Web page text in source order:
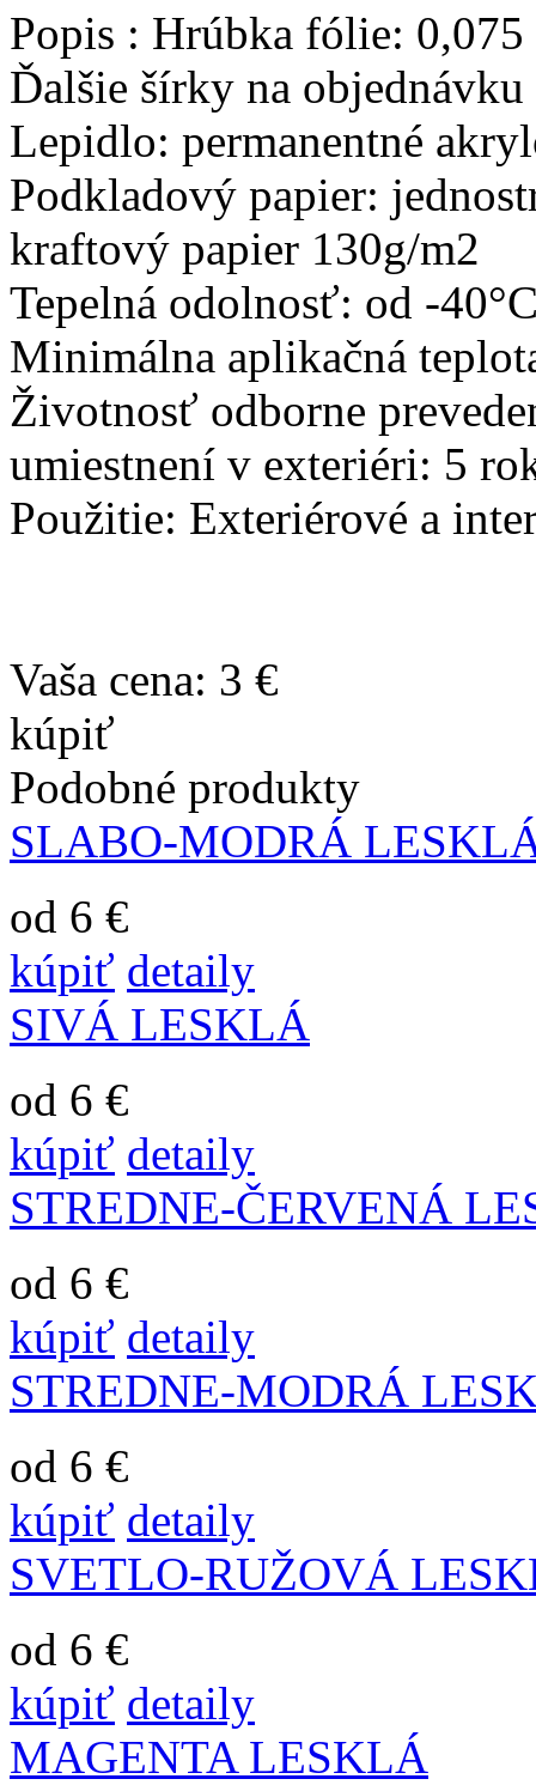
Popis : Hrúbka fólie: 0,075
Ďalšie šírky na
Lepidlo: permanentné
Podkladový papier:
kraftový papier 130g/m2
Tepelná odolnosť: od -
Minimálna aplikačná
Životnosť odborne
umiestnení v exteriéri: 5
Použitie: Exteriérové a
Vaša cena: 3 €
kúpiť
Podobné produkty
SLABO-MODRÁ
od 6 €
kúpiť detaily
SIVÁ LESKLÁ
od 6 €
kúpiť detaily
STREDNE-ČERVENÁ
od 6 €
kúpiť detaily
STREDNE-MODRÁ
od 6 €
kúpiť detaily
SVETLO-RUŽOVÁ
od 6 €
kúpiť detaily
MAGENTA LESKLÁ